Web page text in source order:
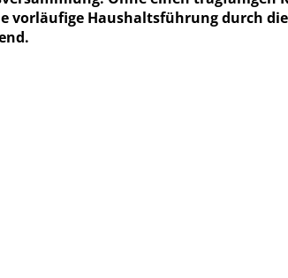
vorläufige Haushaltsführung durch